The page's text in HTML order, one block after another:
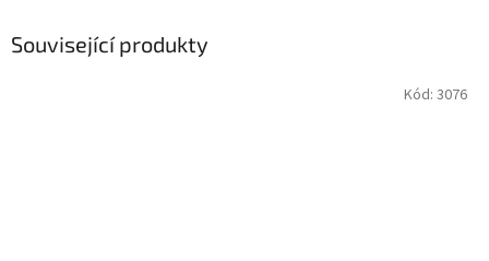
Související produkty
Kód: 3076